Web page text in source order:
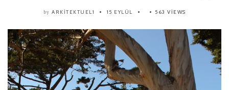
by ARKITEKTUEL1 15 EYLÜL 563 VIEWS